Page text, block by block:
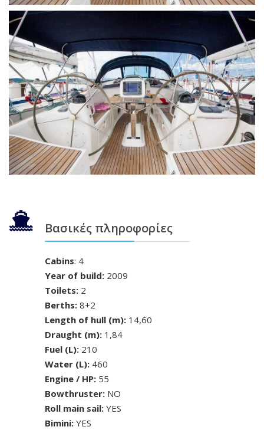
Βασικές πληροφορίες
Cabins: 4
Year of build: 2009
Toilets: 2
Berths: 8+2
Length of hull (m): 14,60
Draught (m): 1,84
Fuel (L): 210
Water (L): 460
Engine / HP: 55
Bowthruster: NO
Roll main sail: YES
Bimini: YES